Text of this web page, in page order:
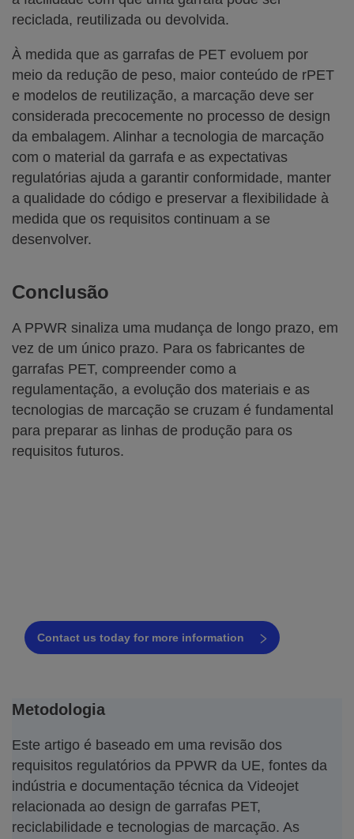
reciclada, reutilizada ou devolvida.
À medida que as garrafas de PET evoluem por
meio da redução de peso, maior conteúdo de rPET
e modelos de reutilização, a marcação deve ser
considerada precocemente no processo de design
da embalagem. Alinhar a tecnologia de marcação
com o material da garrafa e as expectativas
regulatórias ajuda a garantir conformidade, manter
a qualidade do código e preservar a flexibilidade à
medida que os requisitos continuam a se
desenvolver.
Conclusão
A PPWR sinaliza uma mudança de longo prazo, em
vez de um único prazo. Para os fabricantes de
garrafas PET, compreender como a
regulamentação, a evolução dos materiais e as
tecnologias de marcação se cruzam é fundamental
para preparar as linhas de produção para os
requisitos futuros.
Contact us today for more information
Metodologia
Este artigo é baseado em uma revisão dos
requisitos regulatórios da PPWR da UE, fontes da
indústria e documentação técnica da Videojet
relacionada ao design de garrafas PET,
reciclabilidade e tecnologias de marcação. As